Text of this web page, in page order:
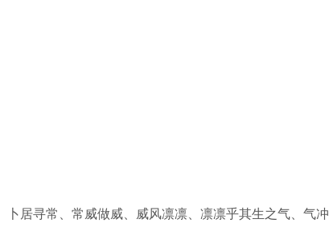
、卜居寻常、常威做威、威风凛凛、凛凛乎其生之气、气